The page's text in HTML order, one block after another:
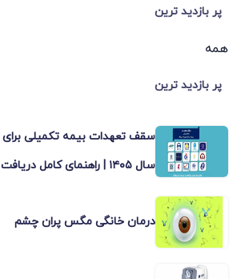
پر بازدید ترین
همه
پر بازدید ترین
سقف تعهدات بیمه تکمیلی
سال ۱۴۰۵ | راهنمای کامل دریافت هزینه عینک
درمان خانگی مگس پران چشم